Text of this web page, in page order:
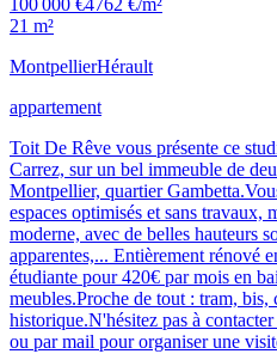
100 000 €4762 €/m²
21 m²
MontpellierHérault
appartement
Toit De Rêve vous présente ce
Carrez, sur un bel immeuble de
Montpellier, quartier
espaces optimisés et sans travaux,
moderne, avec de belles hauteurs
apparentes,... Entièrement rénové
étudiante pour 420€ par mois en
meubles.Proche de tout : tram, bis,
historique.N'hésitez pas à
ou par mail pour organiser une